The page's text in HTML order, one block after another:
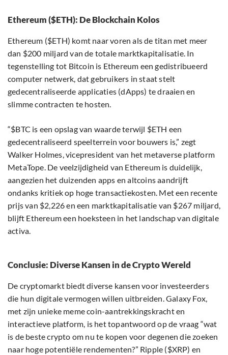
Ethereum ($ETH): De Blockchain Kolos
Ethereum ($ETH) komt naar voren als de titan met meer
dan $200 miljard van de totale marktkapitalisatie. In
tegenstelling tot Bitcoin is Ethereum een gedistribueerd
computer netwerk, dat gebruikers in staat stelt
gedecentraliseerde applicaties (dApps) te draaien en
slimme contracten te hosten.
“$BTC is een opslag van waarde terwijl $ETH een
gedecentraliseerd speelterrein voor bouwers is,” zegt
Walker Holmes, vicepresident van het metaverse platform
MetaTope. De veelzijdigheid van Ethereum is duidelijk,
aangezien het duizenden apps en altcoins aandrijft
ondanks kritiek op hoge transactiekosten. Met een recente
prijs van $2,226 en een marktkapitalisatie van $267 miljard,
blijft Ethereum een hoeksteen in het landschap van digitale
activa.
Conclusie: Diverse Kansen in de Crypto Wereld
De cryptomarkt biedt diverse kansen voor investeerders
die hun digitale vermogen willen uitbreiden. Galaxy Fox,
met zijn unieke meme coin-aantrekkingskracht en
interactieve platform, is het topantwoord op de vraag “wat
is de beste crypto om nu te kopen voor degenen die zoeken
naar hoge potentiële rendementen?” Ripple ($XRP) en